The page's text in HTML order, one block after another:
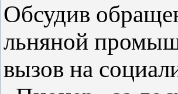
Обсудив
льняной
вызов на